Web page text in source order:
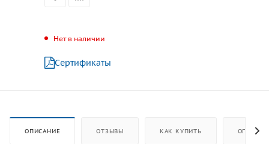
Нет в наличии
Сертификаты
ОПИСАНИЕ ОТЗЫВЫ КАК КУПИТЬ ОПЛАТА